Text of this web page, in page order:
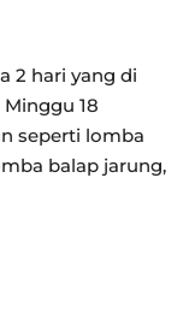
2 hari yang di
18
seperti lomba
balap jarung,